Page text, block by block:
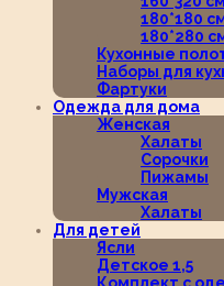
180*180
180*280
Кухонные
Наборы для
Фартуки
Одежда для дома
Женская
Халаты
Сорочки
Пижамы
Мужская
Халаты
Для детей
Ясли
Детское 1,5